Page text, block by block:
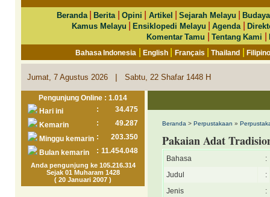
Beranda|Berita Opini Artikel |Sejarah Melayu |
Kamus Melayu
|Ensiklopedi Melayu |Agenda |
Komentar Tamu
|Tentang Kami |
Bahasa Indonesia |English Français |Thailand |
Jumat, 7 Agustus 2026 | Sabtu, 22 Shafar 1448 H
Pengunjung Online : 1.014
Hari ini
:
34.475
Kemarin
:
49.287
Minggu kemarin :
203.350
Bulan kemarin
: 11.454.048
Anda pengunjung ke 105.216.314
Sejak 01 Muharam 1428
( 20 Januari 2007 )
Beranda > Perpustakaan »
Pakaian Adat
Bahasa
:
Judul
:
Jenis
: